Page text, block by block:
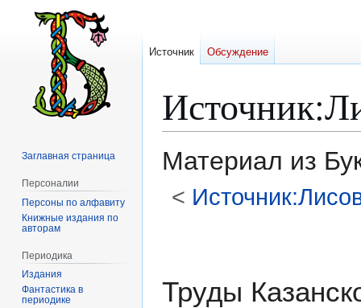
Источник:
Материал из
<
Труды
Источник Обсуждение
Заглавная страница
Персоналии
Персоны по алфавиту
Книжные издания по
авторам
Периодика
Издания
Фантастика в
периодике